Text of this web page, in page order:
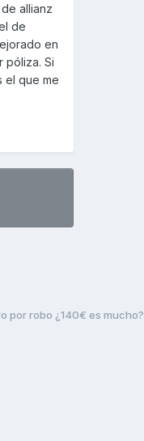
allianz
de
en
póliza. Si
el que me
por robo ¿140€ es mucho?